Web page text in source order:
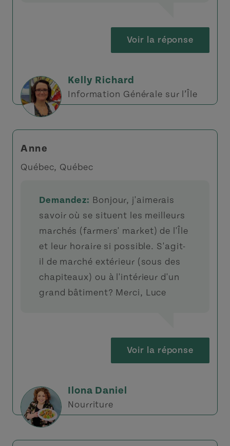
Voir la réponse
Kelly Richard
Information Générale sur l’Île
Anne
Québec, Québec
Demandez: Bonjour, j'aimerais
savoir où se situent les meilleurs
marchés (farmers' market) de l'Île
et leur horaire si possible. S'agit-
il de marché extérieur (sous des
chapiteaux) ou à l'intérieur d'un
grand bâtiment? Merci, Luce
Voir la réponse
Ilona Daniel
Nourriture